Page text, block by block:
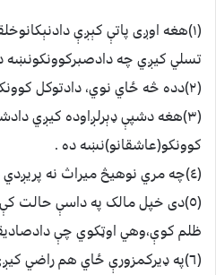
(١)هغه اوږى پاتې کېږې
تسلي کيږي چه دادصبرکوونکونښه
(٢)دده څه ځاي نوي، دادتوکل کوونکونښه ده.
(٣)هغه دشپې ډېرلږاوده کيږي
کوونکو(عاشقانو)نښه ده .
(٤)چه مري نوهيڅ ميراث نه پريږدي دادزاهدانويوصفت دى
(٥)دى خپل مالک په داسې حالت
ظلم کوې،وهي اوټکوي چې
(٦)په ډيرکمزورې ځاي هم راضي